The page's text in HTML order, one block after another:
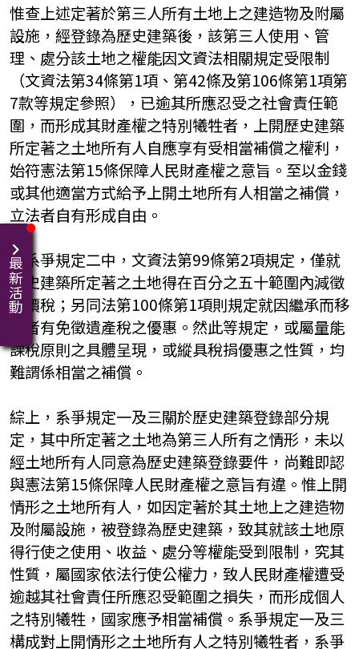
惟查上述定著於第三人所有土地上之建造物及附屬
設施，經登錄為歷史建築後，該第三人使用、管
理、處分該土地之權能因文資法相關規定受限制
（文資法第34條第1項、第42條及第106條第1項第
7款等規定參照），已逾其所應忍受之社會責任範
圍，而形成其財產權之特別犧牲者，上開歷史建築
所定著之土地所有人自應享有受相當補償之權利，
始符憲法第15條保障人民財產權之意旨。至以金錢
或其他適當方式給予上開土地所有人相當之補償，
立法者自有形成自由。
而系爭規定二中，文資法第99條第2項規定，僅就
歷史建築所定著之土地得在百分之五十範圍內減徵
地價稅；另同法第100條第1項則規定就因繼承而移
轉者有免徵遺產稅之優惠。然此等規定，或屬量能
課稅原則之具體呈現，或縱具稅捐優惠之性質，均
難謂係相當之補償。
綜上，系爭規定一及三關於歷史建築登錄部分規
定，其中所定著之土地為第三人所有之情形，未以
經土地所有人同意為歷史建築登錄要件，尚難即認
與憲法第15條保障人民財產權之意旨有違。惟上開
情形之土地所有人，如因定著於其土地上之建造物
及附屬設施，被登錄為歷史建築，致其就該土地原
得行使之使用、收益、處分等權能受到限制，究其
性質，屬國家依法行使公權力，致人民財產權遭受
逾越其社會責任所應忍受範圍之損失，而形成個人
之特別犧牲，國家應予相當補償。系爭規定一及三
構成對上開情形之土地所有人之特別犧牲者，系爭
最新活動